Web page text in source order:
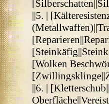
||5. |
[Wolken
||6. |